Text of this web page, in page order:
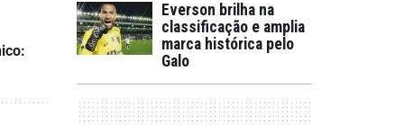
Everson brilha na
classificação e amplia
marca histórica pelo
Galo